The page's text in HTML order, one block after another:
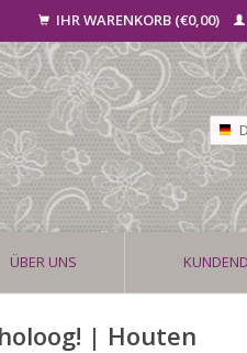
IHR WARENKORB (€0,00)
ÜBER UNS
| Houten